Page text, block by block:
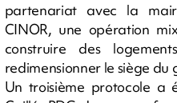
partenariat avec la
CINOR, une opération
construire des
redimensionner le siège du
Un troisième protocole a